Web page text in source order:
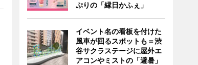
ぷりの「縁日かふぇ」
イベント名の看板を付けた
風車が回るスポットも＝渋
谷サクラステージに屋外エ
アコンやミストの「避暑」